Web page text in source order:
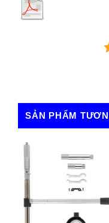
SẢN PHẨM